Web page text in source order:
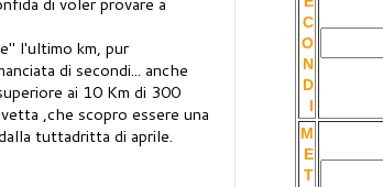
l'ultimo km, pur
di secondi... anche
ai 10 Km di 300
,che scopro essere una
tuttadritta di aprile.
C
O
N
D
M
E
T